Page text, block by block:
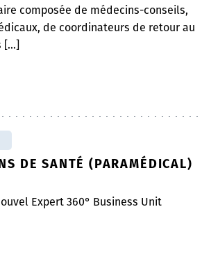
composée de médecins-conseils,
de coordinateurs de retour au
[...]
DE SANTÉ (PARAMÉDICAL)
Expert 360° Business Unit